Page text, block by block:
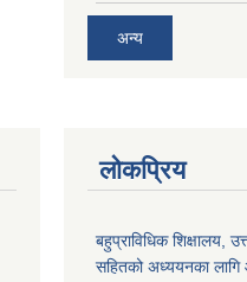
अन्य
लोकप्रिय
बहुप्राविधिक शिक्षालय,
सहितको अध्ययनका लागि